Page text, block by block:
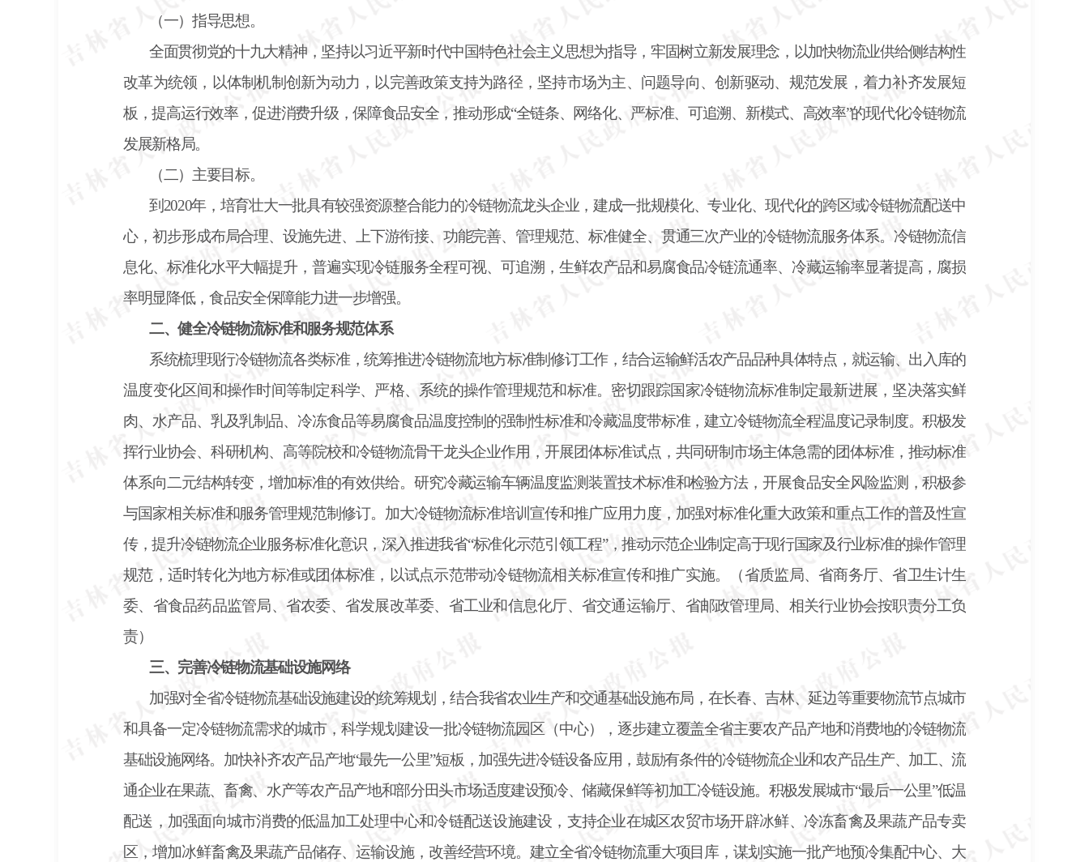
（一）指导思想。
全面贯彻党的十九大精神，坚持以习近平新时代中国特色社会主义思想为指导，牢固树立新发展理念，以加快物流业供给侧结构性
改革为统领，以体制机制创新为动力，以完善政策支持为路径，坚持市场为主、问题导向、创新驱动、规范发展，着力补齐发展短
板，提高运行效率，促进消费升级，保障食品安全，推动形成“全链条、网络化、严标准、可追溯、新模式、高效率”的现代化冷链物流
发展新格局。
（二）主要目标。
到2020年，培育壮大一批具有较强资源整合能力的冷链物流龙头企业，建成一批规模化、专业化、现代化的跨区域冷链物流配送中
心，初步形成布局合理、设施先进、上下游衔接、功能完善、管理规范、标准健全、贯通三次产业的冷链物流服务体系。冷链物流信
息化、标准化水平大幅提升，普遍实现冷链服务全程可视、可追溯，生鲜农产品和易腐食品冷链流通率、冷藏运输率显著提高，腐损
率明显降低，食品安全保障能力进一步增强。
二、健全冷链物流标准和服务规范体系
系统梳理现行冷链物流各类标准，统筹推进冷链物流地方标准制修订工作，结合运输鲜活农产品品种具体特点，就运输、出入库的
温度变化区间和操作时间等制定科学、严格、系统的操作管理规范和标准。密切跟踪国家冷链物流标准制定最新进展，坚决落实鲜
肉、水产品、乳及乳制品、冷冻食品等易腐食品温度控制的强制性标准和冷藏温度带标准，建立冷链物流全程温度记录制度。积极发
挥行业协会、科研机构、高等院校和冷链物流骨干龙头企业作用，开展团体标准试点，共同研制市场主体急需的团体标准，推动标准
体系向二元结构转变，增加标准的有效供给。研究冷藏运输车辆温度监测装置技术标准和检验方法，开展食品安全风险监测，积极参
与国家相关标准和服务管理规范制修订。加大冷链物流标准培训宣传和推广应用力度，加强对标准化重大政策和重点工作的普及性宣
传，提升冷链物流企业服务标准化意识，深入推进我省“标准化示范引领工程”，推动示范企业制定高于现行国家及行业标准的操作管理
规范，适时转化为地方标准或团体标准，以试点示范带动冷链物流相关标准宣传和推广实施。（省质监局、省商务厅、省卫生计生
委、省食品药品监管局、省农委、省发展改革委、省工业和信息化厅、省交通运输厅、省邮政管理局、相关行业协会按职责分工负
责）
三、完善冷链物流基础设施网络
加强对全省冷链物流基础设施建设的统筹规划，结合我省农业生产和交通基础设施布局，在长春、吉林、延边等重要物流节点城市
和具备一定冷链物流需求的城市，科学规划建设一批冷链物流园区（中心），逐步建立覆盖全省主要农产品产地和消费地的冷链物流
基础设施网络。加快补齐农产品产地“最先一公里”短板，加强先进冷链设备应用，鼓励有条件的冷链物流企业和农产品生产、加工、流
通企业在果蔬、畜禽、水产等农产品产地和部分田头市场适度建设预冷、储藏保鲜等初加工冷链设施。积极发展城市“最后一公里”低温
配送，加强面向城市消费的低温加工处理中心和冷链配送设施建设，支持企业在城区农贸市场开辟冰鲜、冷冻畜禽及果蔬产品专卖
区，增加冰鲜畜禽及果蔬产品储存、运输设施，改善经营环境。建立全省冷链物流重大项目库，谋划实施一批产地预冷集配中心、大